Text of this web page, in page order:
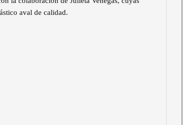
aval de calidad.